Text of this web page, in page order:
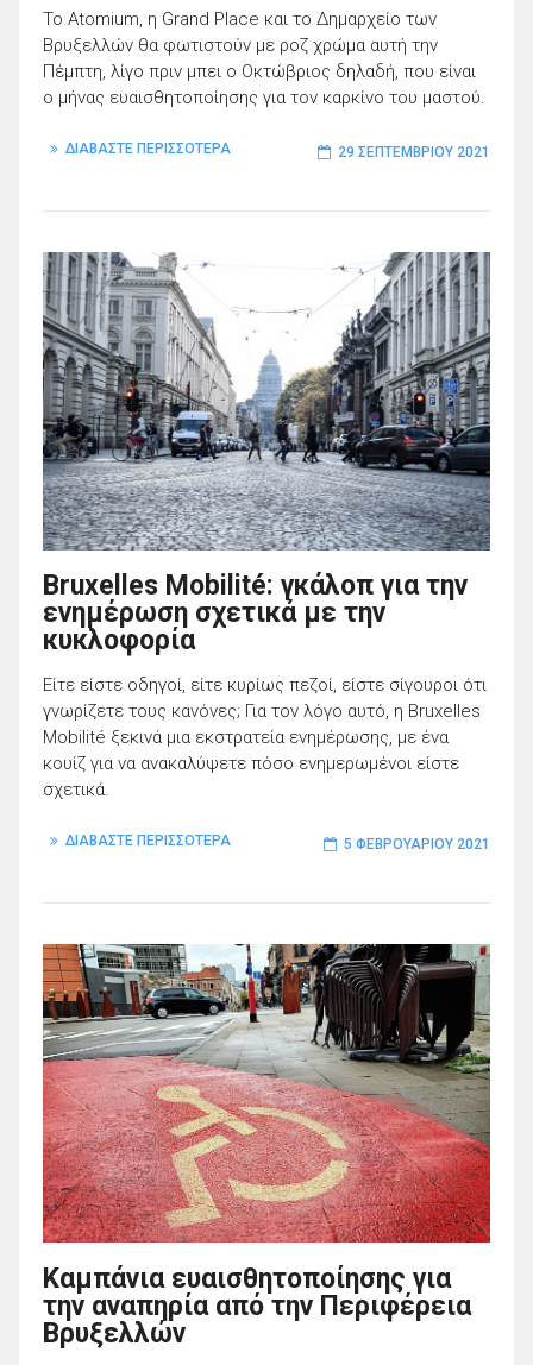
Το Atomium, η Grand Place και το Δημαρχείο των
Βρυξελλών θα φωτιστούν με ροζ χρώμα αυτή την
Πέμπτη, λίγο πριν μπει ο Οκτώβριος δηλαδή, που είναι
ο μήνας ευαισθητοποίησης για τον καρκίνο του μαστού.
ΔΙΑΒΑΣΤΕ ΠΕΡΙΣΣΟΤΕΡΑ 29 ΣΕΠΤΕΜΒΡΊΟΥ 2021
Bruxelles Mobilité: γκάλοπ για την
ενημέρωση σχετικά με την
κυκλοφορία
Είτε είστε οδηγοί, είτε κυρίως πεζοί, είστε σίγουροι ότι
γνωρίζετε τους κανόνες; Για τον λόγο αυτό, η Bruxelles
Mobilité ξεκινά μια εκστρατεία ενημέρωσης, με ένα
κουίζ για να ανακαλύψετε πόσο ενημερωμένοι είστε
σχετικά.
ΔΙΑΒΑΣΤΕ ΠΕΡΙΣΣΟΤΕΡΑ 5 ΦΕΒΡΟΥΑΡΊΟΥ 2021
Καμπάνια ευαισθητοποίησης για
την αναπηρία από την Περιφέρεια
Βρυξελλών